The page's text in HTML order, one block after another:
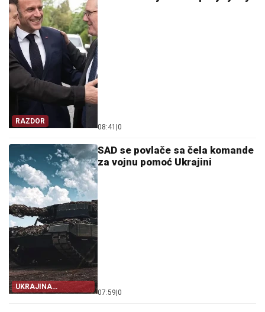
RAZDOR
08:41 0
UKRAJINA
STRAHUJE
SAD se povlače sa čela komande
za vojnu pomoć Ukrajini
07:59 0